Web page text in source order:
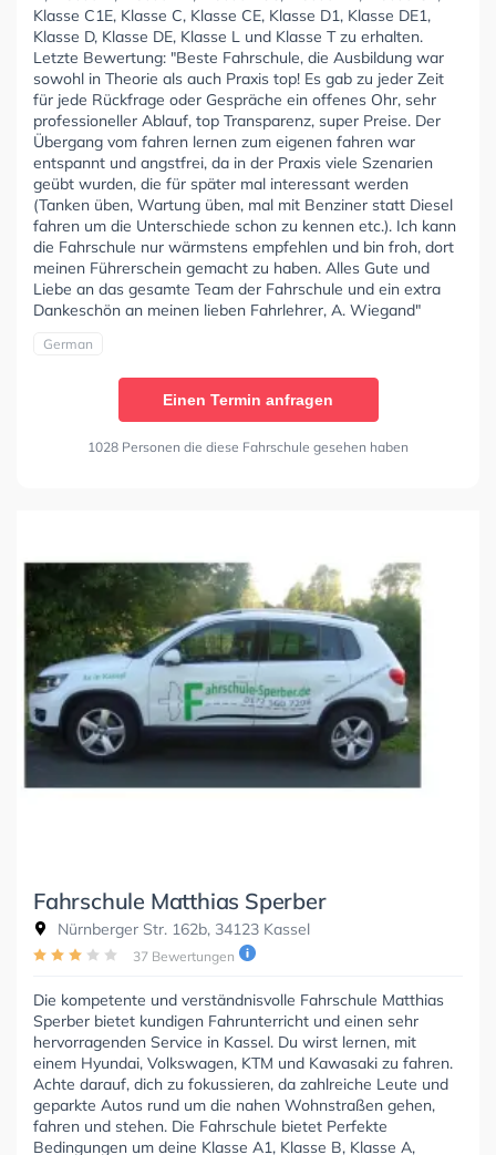
Klasse C1E, Klasse C, Klasse CE, Klasse D1, Klasse DE1,
Klasse D, Klasse DE, Klasse L und Klasse T zu erhalten.
Letzte Bewertung: "Beste Fahrschule, die Ausbildung war
sowohl in Theorie als auch Praxis top! Es gab zu jeder Zeit
für jede Rückfrage oder Gespräche ein offenes Ohr, sehr
professioneller Ablauf, top Transparenz, super Preise. Der
Übergang vom fahren lernen zum eigenen fahren war
entspannt und angstfrei, da in der Praxis viele Szenarien
geübt wurden, die für später mal interessant werden
(Tanken üben, Wartung üben, mal mit Benziner statt Diesel
fahren um die Unterschiede schon zu kennen etc.). Ich kann
die Fahrschule nur wärmstens empfehlen und bin froh, dort
meinen Führerschein gemacht zu haben. Alles Gute und
Liebe an das gesamte Team der Fahrschule und ein extra
Dankeschön an meinen lieben Fahrlehrer, A. Wiegand"
German
Einen Termin anfragen
1028 Personen die diese Fahrschule gesehen haben
Fahrschule Matthias Sperber
Nürnberger Str. 162b, 34123 Kassel
37 Bewertungen
Die kompetente und verständnisvolle Fahrschule Matthias
Sperber bietet kundigen Fahrunterricht und einen sehr
hervorragenden Service in Kassel. Du wirst lernen, mit
einem Hyundai, Volkswagen, KTM und Kawasaki zu fahren.
Achte darauf, dich zu fokussieren, da zahlreiche Leute und
geparkte Autos rund um die nahen Wohnstraßen gehen,
fahren und stehen. Die Fahrschule bietet Perfekte
Bedingungen um deine Klasse A1, Klasse B, Klasse A,